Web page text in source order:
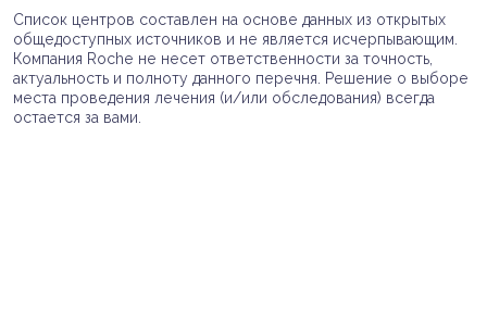
Список центров составлен на основе данных из открытых
общедоступных источников и не является исчерпывающим.
Компания Roche не несет ответственности за точность,
актуальность и полноту данного перечня. Решение о выборе
места проведения лечения (и/или обследования) всегда
остается за вами.